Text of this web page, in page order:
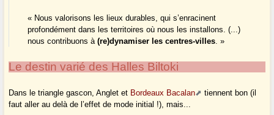
« Nous valorisons les lieux durables, qui s’enracinent
profondément dans les territoires où nous les installons. (...)
nous contribuons à(re)dynamiser les centres-villes. »
Le destin varié des Halles Biltoki
Dans le triangle gascon, Anglet et Bordeaux Bacalan
tiennent bon (il
faut aller au delà de l’effet de mode initial !), mais...